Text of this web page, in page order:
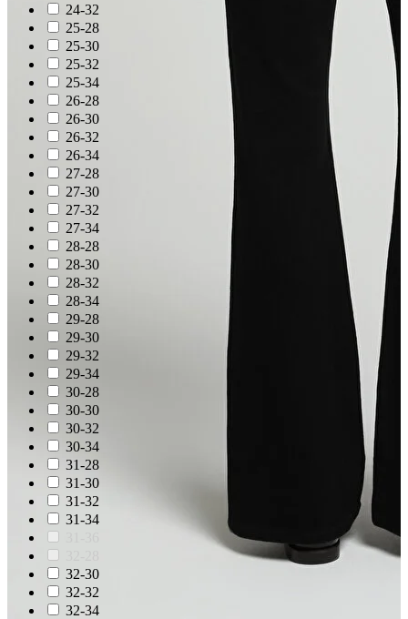
24-32
25-28
25-30
25-32
25-34
26-28
26-30
26-32
26-34
27-28
27-30
27-32
27-34
28-28
28-30
28-32
28-34
29-28
29-30
29-32
29-34
30-28
30-30
30-32
30-34
31-28
31-30
31-32
31-34
32-30
32-32
32-34